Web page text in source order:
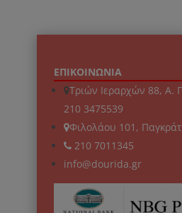
ΕΠΙΚΟΙΝΩΝΙΑ
Τριών Ιεραρχών 88, Α.
210 3475539
Φιλολάου 101,
210 7011345
info@dourida.gr